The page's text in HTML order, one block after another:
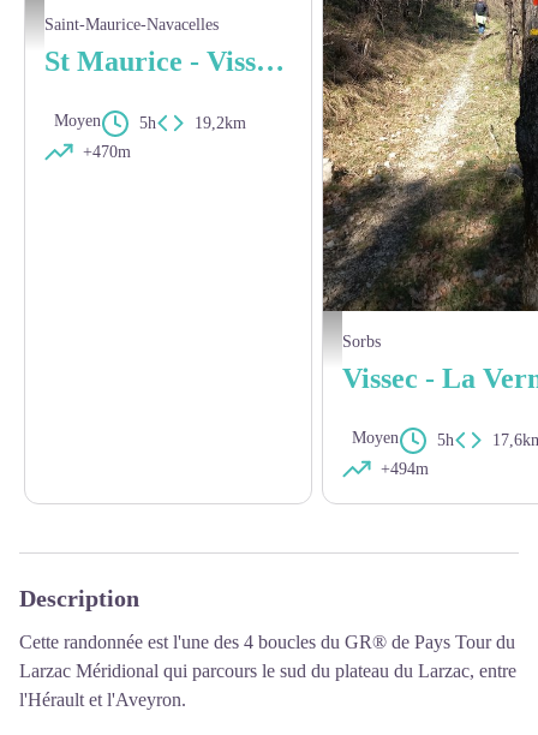
cascade Navacelles - Rodolphe Travel - Vitinova
Saint-Maurice-Navacelles
St Maurice - Vissec / TLM Au Cœur du Causse
Moyen 5h
19,2km
+470m
sentier Sorbs - DR - CCLL
Sorbs
Moyen 5h
+494m
Description
Cette randonnée est l'une des 4 boucles du GR® de Pays Tour du
Larzac Méridional qui parcours le sud du plateau du Larzac, entre
l'Hérault et l'Aveyron.